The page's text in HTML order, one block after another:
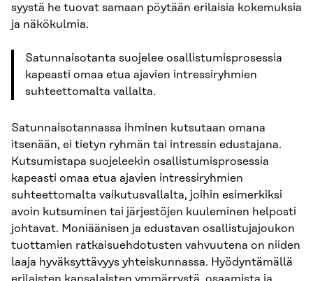
syystä he tuovat samaan pöytään erilaisia kokemuksia
ja näkökulmia.
Satunnaisotanta suojelee osallistumisprosessia
kapeasti omaa etua ajavien intressiryhmien
suhteettomalta vallalta.
Satunnaisotannassa ihminen kutsutaan omana
itsenään, ei tietyn ryhmän tai intressin edustajana.
Kutsumistapa suojeleekin osallistumisprosessia
kapeasti omaa etua ajavien intressiryhmien
suhteettomalta vaikutusvallalta, joihin esimerkiksi
avoin kutsuminen tai järjestöjen kuuleminen helposti
johtavat. Moniäänisen ja edustavan osallistujajoukon
tuottamien ratkaisuehdotusten vahvuutena on niiden
laaja hyväksyttävyys yhteiskunnassa. Hyödyntämällä